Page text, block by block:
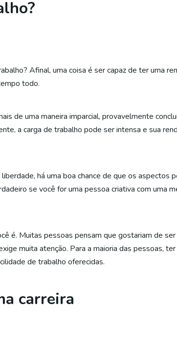
Afinal, uma coisa é ser capaz de ter uma
todo.
de uma maneira imparcial, provavelmente
a carga de trabalho pode ser intensa e sua
há uma boa chance de que os aspectos
se você for uma pessoa criativa com uma
é. Muitas pessoas pensam que gostariam de
muita atenção. Para a maioria das pessoas,
de trabalho oferecidas.
carreira